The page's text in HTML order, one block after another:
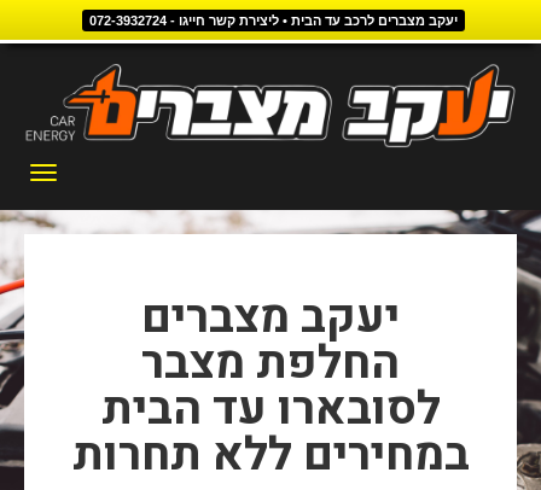
יעקב מצברים לרכב עד הבית • ליצירת קשר חייגו - 072-3932724
יעקב מצברים
החלפת מצבר
לסובארו עד הבית
במחירים ללא תחרות